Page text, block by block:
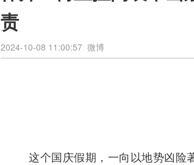
责
2024-10-08 11:00:57 微博
这个国庆假期，一向以地势凶险